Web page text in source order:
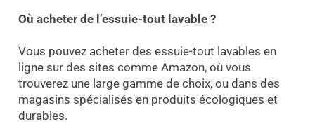
Où acheter de l’essuie-tout lavable ?
Vous pouvez acheter des essuie-tout lavables en
ligne sur des sites comme Amazon, où vous
trouverez une large gamme de choix, ou dans des
magasins spécialisés en produits écologiques et
durables.